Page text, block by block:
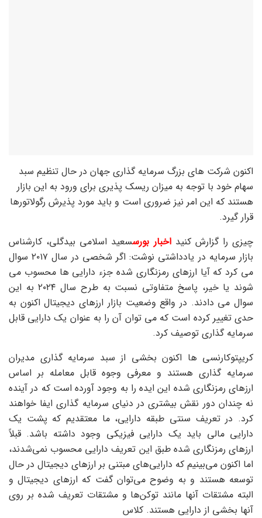
اکنون شرکت های بزرگ سرمایه گذاری جهان در حال تنظیم سبد
سهام خود با توجه به میزان ریسک پذیری برای ورود به این بازار
هستند که این امر نیز ضروری است و باید مورد پذیرش رگولاتورها
قرار گیرد.
چیزی را گزارش کنیداخبار بورسسعید اسلامی بیدگلی، کارشناس
بازار سرمایه در یادداشتی نوشت: اگر شخصی در سال ۲۰۱۷ سوال
می کرد که آیا ارزهای رمزنگاری شده جزء دارایی ها محسوب می
شوند یا خیر، پاسخ متفاوتی نسبت به طرح سال ۲۰۲۴ به این
سوال می دادند. در واقع وضعیت بازار ارزهای دیجیتال اکنون به
حدی تغییر کرده است که می توان آن را به عنوان یک دارایی قابل
سرمایه گذاری توصیف کرد.
کریپتوکارنسی ها اکنون بخشی از سبد سرمایه گذاری مدیران
سرمایه گذاری هستند و معرفی وجوه قابل معامله بر اساس
ارزهای رمزنگاری شده این ایده را به وجود آورده است که در آینده
نه چندان دور نقش بیشتری در دنیای سرمایه گذاری ایفا خواهند
کرد. در تعریف سنتی طبقه دارایی، ما معتقدیم که پشت یک
دارایی مالی باید یک دارایی فیزیکی وجود داشته باشد. قبلاً
ارزهای رمزنگاری شده طبق این تعریف دارایی محسوب نمی‌شدند،
اما اکنون می‌بینیم که دارایی‌های مبتنی بر ارزهای دیجیتال در حال
توسعه هستند و به وضوح می‌توان گفت که ارزهای دیجیتال و
البته مشتقات آنها مانند توکن‌ها و مشتقات تعریف شده بر روی
آنها بخشی از دارایی هستند. کلاس